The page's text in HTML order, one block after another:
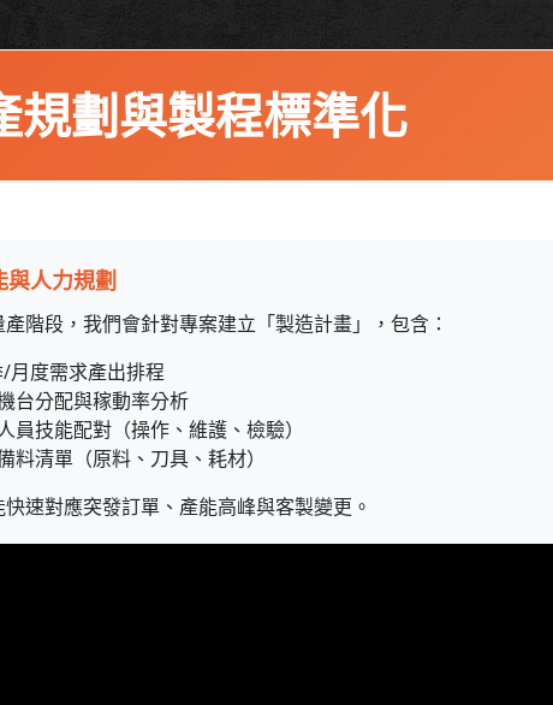
規劃與製程標準化
與人力規劃
階段，我們會針對專案建立「製造計畫」，包含：
月度需求產出排程
台分配與稼動率分析
員技能配對（操作、維護、檢驗）
料清單（原料、刀具、耗材）
速對應突發訂單、產能高峰與客製變更。